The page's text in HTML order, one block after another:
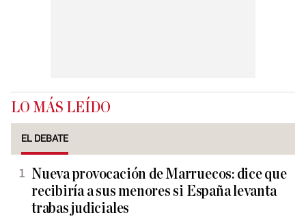
LO MÁS LEÍDO
EL DEBATE
Nueva provocación de Marruecos: dice que
recibiría a sus menores si España levanta
trabas judiciales